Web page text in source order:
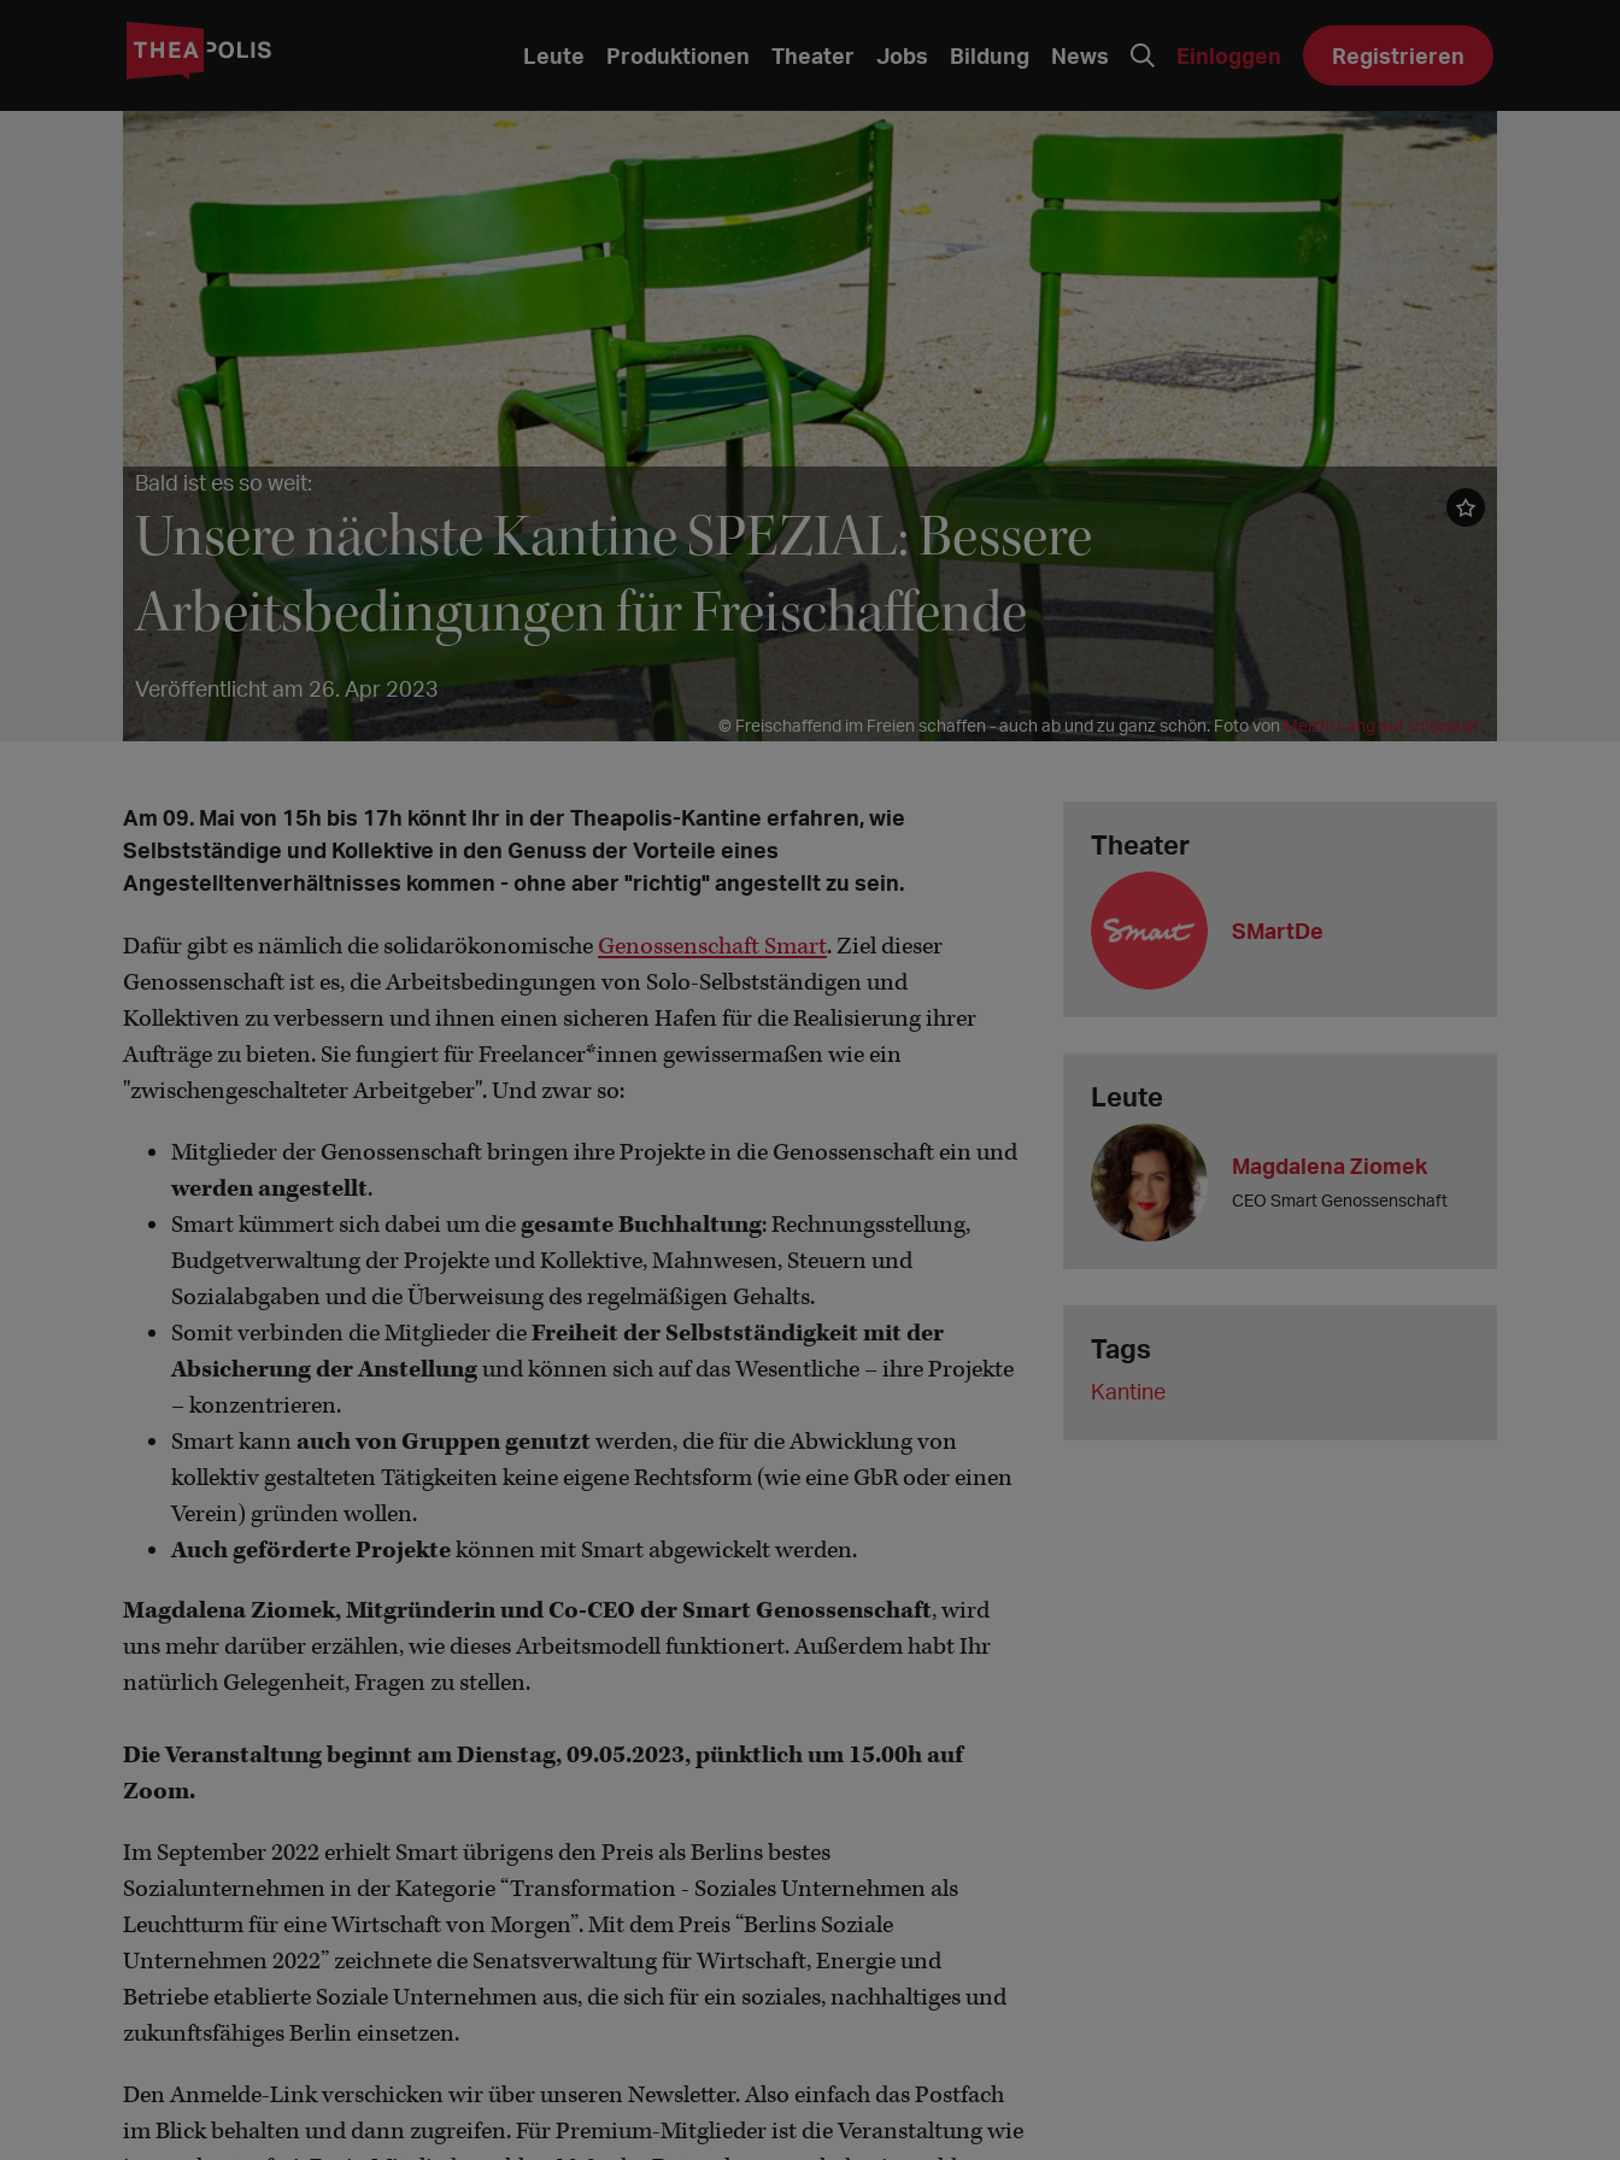
Leute Produktionen Theater Jobs Bildung News Einloggen Registrieren
Bald ist es so weit:
Unsere nächste Kantine SPEZIAL: Bessere
Arbeitsbedingungen für Freischaffende
Veröffentlicht am 26. Apr 2023
© Freischaffend im Freien schaffen - auch ab und zu ganz schön. Foto vonMeizhi Lang auf Unsplash
Am 09. Mai von 15h bis 17h könnt Ihr in der Theapolis-Kantine erfahren, wie
Selbstständige und Kollektive in den Genuss der Vorteile eines
Angestelltenverhältnisses kommen - ohne aber "richtig" angestellt zu sein.
Dafür gibt es nämlich die solidarökonomische Genossenschaft Smart. Ziel dieser
Genossenschaft ist es, die Arbeitsbedingungen von Solo-Selbstständigen und
Kollektiven zu verbessern und ihnen einen sicheren Hafen für die Realisierung ihrer
Aufträge zu bieten. Sie fungiert für Freelancer*innen gewissermaßen wie ein
"zwischengeschalteter Arbeitgeber". Und zwar so:
Mitglieder der Genossenschaft bringen ihre Projekte in die Genossenschaft ein und
werden angestellt.
Smart kümmert sich dabei um diegesamte Buchhaltung: Rechnungsstellung,
Budgetverwaltung der Projekte und Kollektive, Mahnwesen, Steuern und
Sozialabgaben und die Überweisung des regelmäßigen Gehalts.
Somit verbinden die Mitglieder dieFreiheit der Selbstständigkeit mit der
Absicherung der Anstellungund können sich auf das Wesentliche – ihre Projekte
– konzentrieren.
Smart kann auch von Gruppen genutzt werden, die für die Abwicklung von
kollektiv gestalteten Tätigkeiten keine eigene Rechtsform (wie eine GbR oder einen
Verein) gründen wollen.
Auch geförderte Projektekönnen mit Smart abgewickelt werden.
Magdalena Ziomek, Mitgründerin und Co-CEO der Smart Genossenschaft, wird
uns mehr darüber erzählen, wie dieses Arbeitsmodell funktionert. Außerdem habt Ihr
natürlich Gelegenheit, Fragen zu stellen.
Die Veranstaltung beginnt am Dienstag, 09.05.2023, pünktlich um 15.00h auf
Zoom.
Im September 2022 erhielt Smart übrigens den Preis als Berlins bestes
Sozialunternehmen in der Kategorie “Transformation - Soziales Unternehmen als
Leuchtturm für eine Wirtschaft von Morgen”. Mit dem Preis “Berlins Soziale
Unternehmen 2022” zeichnete die Senatsverwaltung für Wirtschaft, Energie und
Betriebe etablierte Soziale Unternehmen aus, die sich für ein soziales, nachhaltiges und
zukunftsfähiges Berlin einsetzen.
Den Anmelde-Link verschicken wir über unseren Newsletter. Also einfach das Postfach
im Blick behalten und dann zugreifen. Für Premium-Mitglieder ist die Veranstaltung wie
Theater
SMartDe
Leute
Magdalena Ziomek
CEO Smart Genossenschaft
Tags
Kantine